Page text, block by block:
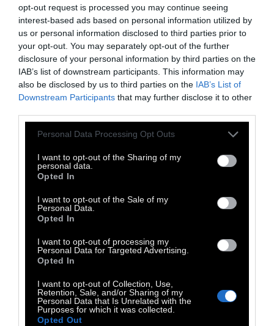
opt-out request is processed you may continue seeing
interest-based ads based on personal information utilized by
us or personal information disclosed to third parties prior to
your opt-out. You may separately opt-out of the further
disclosure of your personal information by third parties on the
IAB’s list of downstream participants. This information may
also be disclosed by us to third parties on the IAB’s List of
Downstream Participants that may further disclose it to other
Personal Data Processing Opt Outs
I want to opt-out of the Sharing of my
personal data.
Opted In
I want to opt-out of the Sale of my
Personal Data.
Opted In
I want to opt-out of processing my
Personal Data for Targeted Advertising.
Opted In
I want to opt-out of Collection, Use,
Retention, Sale, and/or Sharing of my
Personal Data that Is Unrelated with the
Purposes for which it was collected.
Opted Out
Μια Δεύτερη Ματιά θα υπάρξει για τις
ταινίες«Οι Άγριες Μέρες Μας» (Βασίλης
Κεκάτος) και «Η Μεγάλη Σφαγή των β' ΚΑΠΗ
Αλίμου» (Αθανάσιος Τόμμυ Σκλάβος). Τέλος
στην ενότητα "Ξεπερνώντας τα Σύνορα" στο
οποίο παρουσιάζονται σε πρώτη προβολή
ταινίες ελληνικού ενδιαφέροντος γυρισμένες
στην Ελλάδα ή στο εξωτερικό θα παιχτούν
Παραμερίζοντας τα Σύννεφα (Μέρι
Ντάρλινγκ, Μπρι Βέιντερ, Φελίσια Σομπχάνι),
Tender (Άρης Μπαφαλούκας).
Η Ιζαμπέλ Ιπέρ θα δώσει ένα
από τα 12 διεθνή
Masterclasses του
Φεστιβάλ